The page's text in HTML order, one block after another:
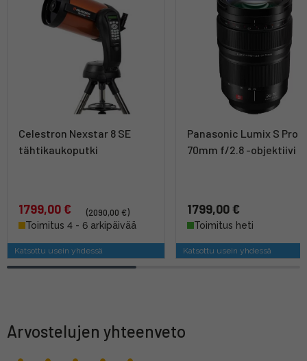
Celestron Nexstar 8 SE
tähtikaukoputki
1799,00 €
(2090,00 €)
Toimitus 4 - 6 arkipäivää
Katsottu usein yhdessä
Panasonic Lumix S Pro
70mm f/2.8 -objektiivi
1799,00 €
Toimitus heti
Katsottu usein yhdessä
Arvostelujen yhteenveto